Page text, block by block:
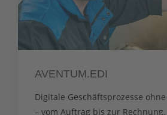
AVENTUM.EDI
Digitale Geschäftsprozesse
– vom Auftrag bis zur Rechnung.